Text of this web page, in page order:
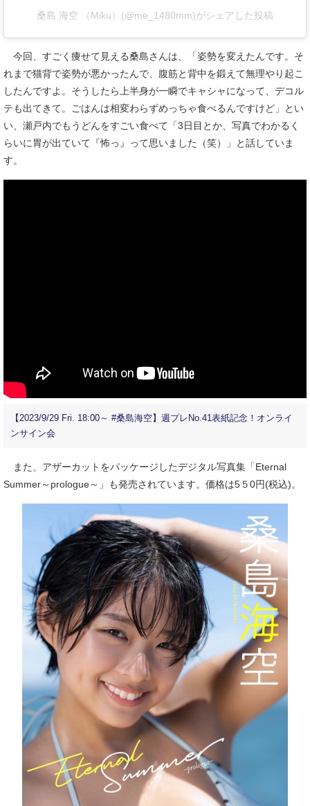
桑島 海空 （Miku）(@me_1480mm)がシェアした投稿
今回、すごく痩せて見える桑島さんは、「姿勢を変えたんです。そ
れまで猫背で姿勢が悪かったんで、腹筋と背中を鍛えて無理やり起こ
したんですよ。そうしたら上半身が一瞬でキャシャになって、デコル
テも出てきて。ごはんは相変わらずめっちゃ食べるんですけど」とい
い、瀬戸内でもうどんをすごい食べて「3日目とか、写真でわかるく
らいに胃が出ていて『怖っ』って思いました（笑）」と話していま
す。
【2023/9/29 Fri. 18:00～ #桑島海空】週プレNo.41表紙記念！オンライ
ンサイン会
また、アザーカットをパッケージしたデジタル写真集「Eternal
Summer～prologue～」も発売されています。価格は5５0円(税込)。